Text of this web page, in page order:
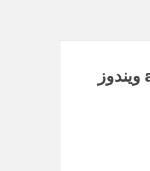
رفع خطای an extended error has occurred ویندوز